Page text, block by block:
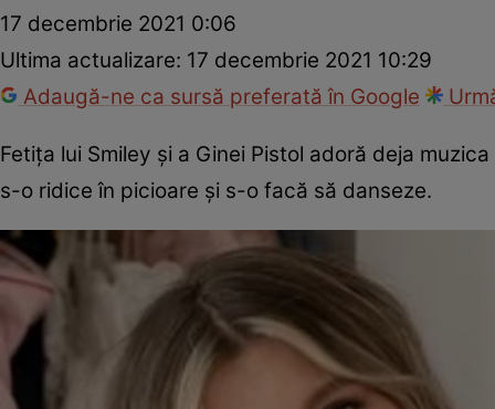
17 decembrie 2021 0:06
Ultima actualizare: 17 decembrie 2021 10:29
Adaugă-ne ca sursă preferată în Google
Fetița lui Smiley și a Ginei Pistol adoră deja
s-o ridice în picioare și s-o facă să danseze.